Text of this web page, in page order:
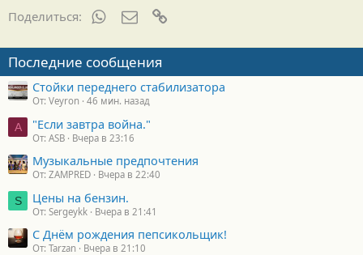
Поделиться: WhatsAppЭлектронная почта
Последние сообщения
Стойки переднего стабилизатора
От: Veyron 46 мин. назад
A "Если завтра война."
От: ASB Вчера в 23:16
Музыкальные предпочтения
От: ZAMPRED Вчера в 22:40
S Цены на бензин.
От: Sergeykk Вчера в 21:41
С Днём рождения пепсикольщик!
От: Tarzan Вчера в 21:10